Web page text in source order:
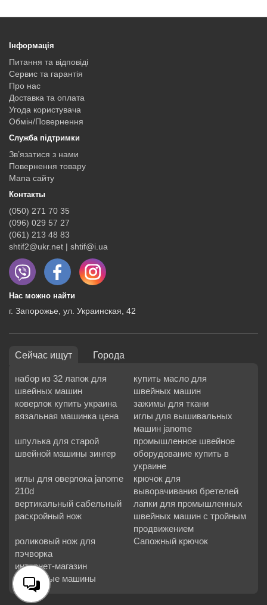
Інформація
Питання та відповіді
Сервис та гарантія
Про нас
Доставка та оплата
Угода користувача
Обмін/Повернення
Служба підтримки
Зв’язатися з нами
Повернення товару
Мапа сайту
Контакты
(050) 271 70 35
(096) 029 57 27
(061) 213 48 83
shtif2@ukr.net | shtif@i.ua
Нас можно найти
г. Запорожье, ул. Украинская, 42
Сейчас ищут Города
набор из 32 лапок для
швейных машин
купить масло для
швейных машин
коверлок купить украина
зажимы для ткани
вязальная машинка цена
иглы для вышивальных
машин janome
шпулька для старой
швейной машины зингер
промышленное швейное
оборудование купить в
украине
иглы для оверлока janome
210d
крючок для
выворачивания бретелей
вертикальный сабельный
раскройный нож
лапки для промышленных
швейных машин с тройным
продвижением
роликовый нож для
пэчворка
Сапожный крючок
интернет-магазин
вязальные машины